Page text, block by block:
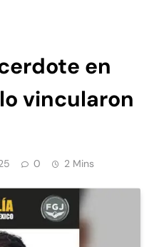
en
vincularon
0 2 Mins